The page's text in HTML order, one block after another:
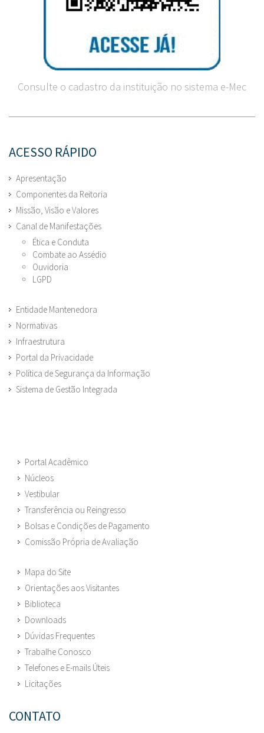
Consulte o cadastro da instituição no sistema e-Mec
ACESSO RÁPIDO
Apresentação
Componentes da Reitoria
Missão, Visão e Valores
Canal de Manifestações
Ética e Conduta
Combate ao Assédio
Ouvidoria
LGPD
Entidade Mantenedora
Normativas
Infraestrutura
Portal da Privacidade
Política de Segurança da Informação
Sistema de Gestão Integrada
Portal Acadêmico
Núcleos
Vestibular
Transferência ou Reingresso
Bolsas e Condições de Pagamento
Comissão Própria de Avaliação
Mapa do Site
Orientações aos Visitantes
Biblioteca
Downloads
Dúvidas Frequentes
Trabalhe Conosco
Telefones e E-mails Úteis
Licitações
CONTATO